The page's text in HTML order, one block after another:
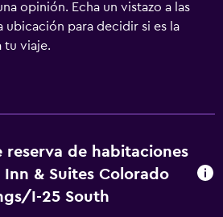
opinión. Echa un vistazo a las
ubicación para decidir si es la
tu viaje.
reserva de habitaciones
& Suites Colorado
I-25 South